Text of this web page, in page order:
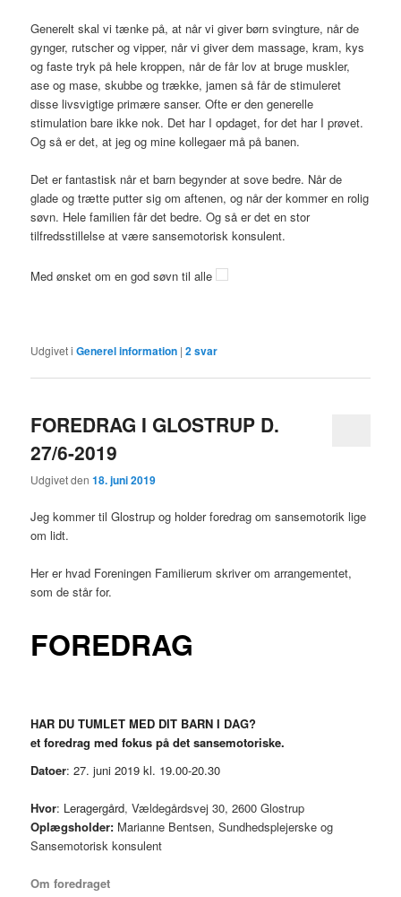
Generelt skal vi tænke på, at når vi giver børn svingture, når de
gynger, rutscher og vipper, når vi giver dem massage, kram, kys
og faste tryk på hele kroppen, når de får lov at bruge muskler,
ase og mase, skubbe og trække, jamen så får de stimuleret
disse livsvigtige primære sanser. Ofte er den generelle
stimulation bare ikke nok. Det har I opdaget, for det har I prøvet.
Og så er det, at jeg og mine kollegaer må på banen.
Det er fantastisk når et barn begynder at sove bedre. Når de
glade og trætte putter sig om aftenen, og når der kommer en rolig
søvn. Hele familien får det bedre. Og så er det en stor
tilfredsstillelse at være sansemotorisk konsulent.
Med ønsket om en god søvn til alle
Udgivet i Generel information |2svar
FOREDRAG I GLOSTRUP D.
27/6-2019
Udgivet den18. juni 2019
Jeg kommer til Glostrup og holder foredrag om sansemotorik lige
om lidt.
Her er hvad Foreningen Familierum skriver om arrangementet,
som de står for.
FOREDRAG
HAR DU TUMLET MED DIT BARN I DAG?
et foredrag med fokus på det sansemotoriske.
Datoer: 27. juni 2019 kl. 19.00-20.30
Hvor: Leragergård,Vældegårdsvej 30, 2600 Glostrup
Oplægsholder: Marianne Bentsen, Sundhedsplejerske og
Sansemotorisk konsulent
​Om foredraget